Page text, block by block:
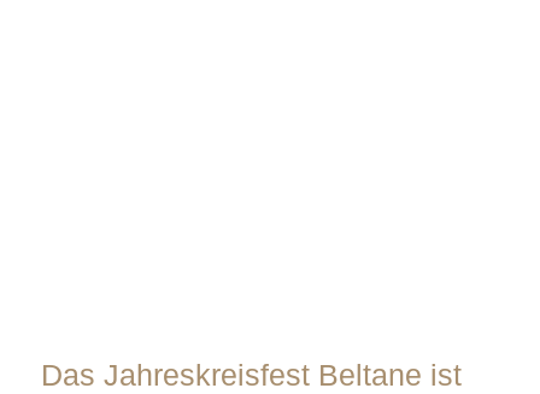
Das Jahreskreisfest Beltane ist